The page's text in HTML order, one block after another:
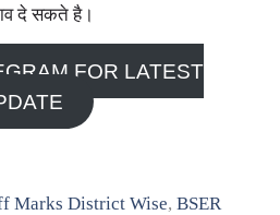
दे सकते है।
FOR LATEST
Marks District Wise,BSER